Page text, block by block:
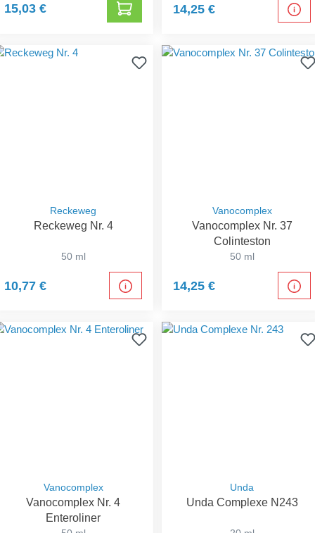
15,03 € 14,25 €
Reckeweg
Reckeweg Nr. 4
50 ml
10,77 €
Vanocomplex
Vanocomplex Nr. 37
Colinteston
50 ml
14,25 €
Vanocomplex
Vanocomplex Nr. 4
Enteroliner
Unda
Unda Complexe N243